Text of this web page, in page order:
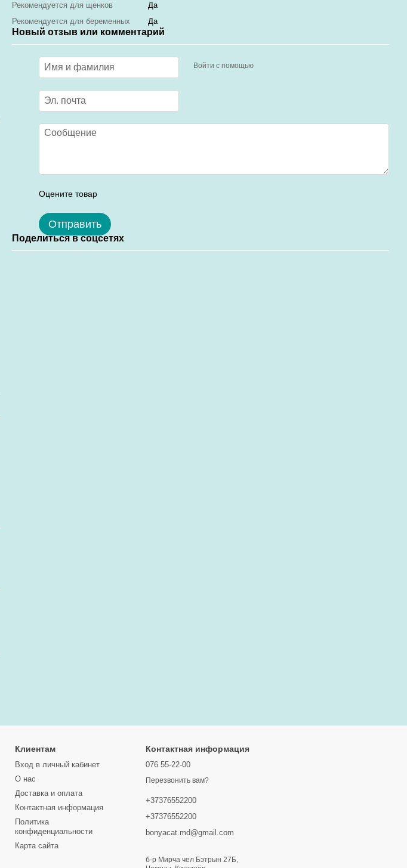
Рекомендуется для щенков
Да
Рекомендуется для беременных
Да
Новый отзыв или комментарий
Войти с помощью
Оцените товар
Отправить
Поделиться в соцсетях
Клиентам
Вход в личный кабинет
О нас
Доставка и оплата
Контактная информация
Политика
конфиденциальности
Карта сайта
Контактная информация
076 55-22-00
Перезвонить вам?
+37376552200
+37376552200
bonyacat.md@gmail.com
б-р Мирча чел Бэтрын 27Б,